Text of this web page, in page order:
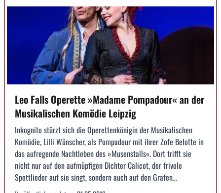
Leo Falls Operette »Madame Pompadour« an der
Musikalischen Komödie Leipzig
Inkognito stürzt sich die Operettenkönigin der Musikalischen
Komödie, Lilli Wünscher, als Pompadour mit ihrer Zofe Belotte in
das aufregende Nachtleben des »Musenstalls«. Dort trifft sie
nicht nur auf den aufmüpfigen Dichter Calicot, der frivole
Spottlieder auf sie singt, sondern auch auf den Grafen...